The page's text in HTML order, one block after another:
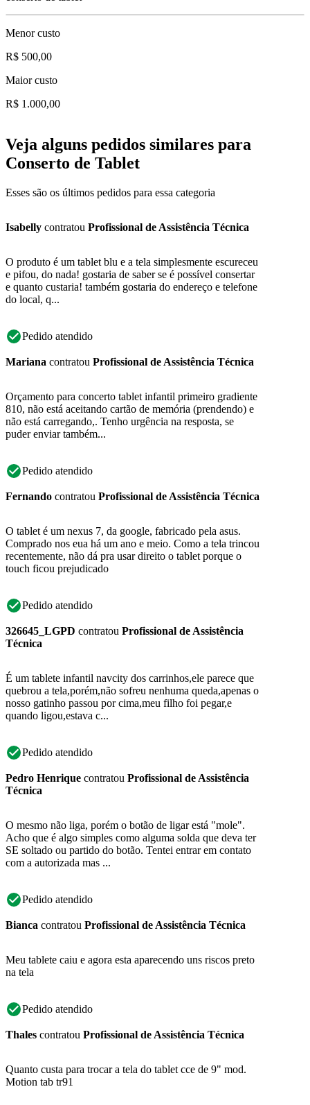
Menor custo
R$ 500,00
Maior custo
R$ 1.000,00
Veja alguns pedidos similares para
Conserto de Tablet
Esses são os últimos pedidos para essa categoria
Isabelly contratou Profissional de Assistência Técnica
O produto é um tablet blu e a tela simplesmente escureceu
e pifou, do nada! gostaria de saber se é possível consertar
e quanto custaria! também gostaria do endereço e telefone
do local, q...
Pedido atendido
Mariana contratou Profissional de Assistência Técnica
Orçamento para concerto tablet infantil primeiro gradiente
810, não está aceitando cartão de memória (prendendo) e
não está carregando,. Tenho urgência na resposta, se
puder enviar também...
Pedido atendido
Fernando contratou Profissional de Assistência Técnica
O tablet é um nexus 7, da google, fabricado pela asus.
Comprado nos eua há um ano e meio. Como a tela trincou
recentemente, não dá pra usar direito o tablet porque o
touch ficou prejudicado
Pedido atendido
326645_LGPD contratou Profissional de Assistência
Técnica
É um tablete infantil navcity dos carrinhos,ele parece que
quebrou a tela,porém,não sofreu nenhuma queda,apenas o
nosso gatinho passou por cima,meu filho foi pegar,e
quando ligou,estava c...
Pedido atendido
Pedro Henrique contratou Profissional de Assistência
Técnica
O mesmo não liga, porém o botão de ligar está "mole".
Acho que é algo simples como alguma solda que deva ter
SE soltado ou partido do botão. Tentei entrar em contato
com a autorizada mas ...
Pedido atendido
Bianca contratou Profissional de Assistência Técnica
Meu tablete caiu e agora esta aparecendo uns riscos preto
na tela
Pedido atendido
Thales contratou Profissional de Assistência Técnica
Quanto custa para trocar a tela do tablet cce de 9" mod.
Motion tab tr91